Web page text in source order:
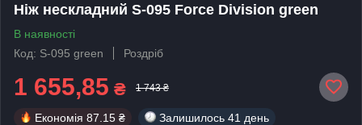
Ніж нескладний S-095 Force Division green
В наявності
Код: S-095 green
Роздріб
1 655,85 ₴ 1 743 ₴
Економія 87.15 ₴ Залишилось 41 день